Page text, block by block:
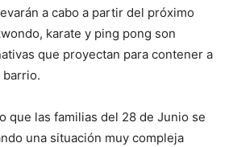
a cabo a partir del próximo
karate y ping pong son
que proyectan para contener a
barrio.
que las familias del 28 de Junio se
una situación muy compleja